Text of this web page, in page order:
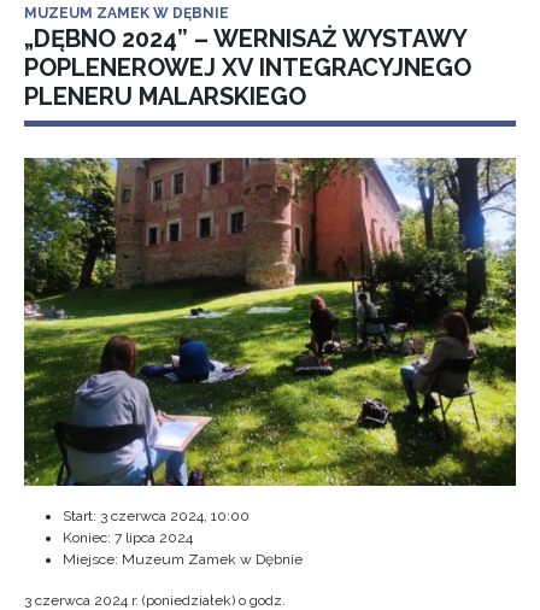
MUZEUM ZAMEK W DĘBNIE
„DĘBNO 2024” – WERNISAŻ WYSTAWY
POPLENEROWEJ XV INTEGRACYJNEGO
PLENERU MALARSKIEGO
Start: 3 czerwca 2024, 10:00
Koniec: 7 lipca 2024
Miejsce: Muzeum Zamek w Dębnie
3 czerwca 2024 r. (poniedziałek) o godz.